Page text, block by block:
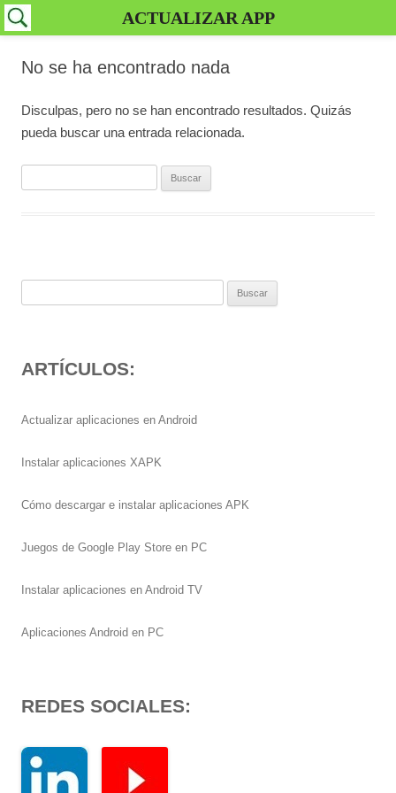
No se ha encontrado nada
Disculpas, pero no se han encontrado resultados. Quizás
pueda buscar una entrada relacionada.
ARTÍCULOS:
Actualizar aplicaciones en Android
Instalar aplicaciones XAPK
Cómo descargar e instalar aplicaciones APK
Juegos de Google Play Store en PC
Instalar aplicaciones en Android TV
Aplicaciones Android en PC
REDES SOCIALES:
ACTUALIZAR APP